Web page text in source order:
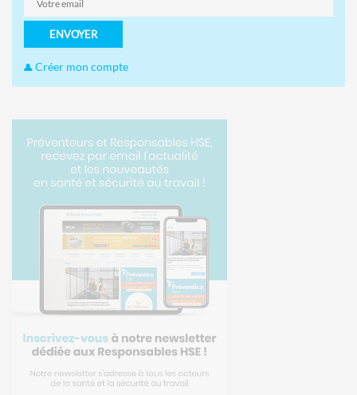
ENVOYER
Créer mon compte